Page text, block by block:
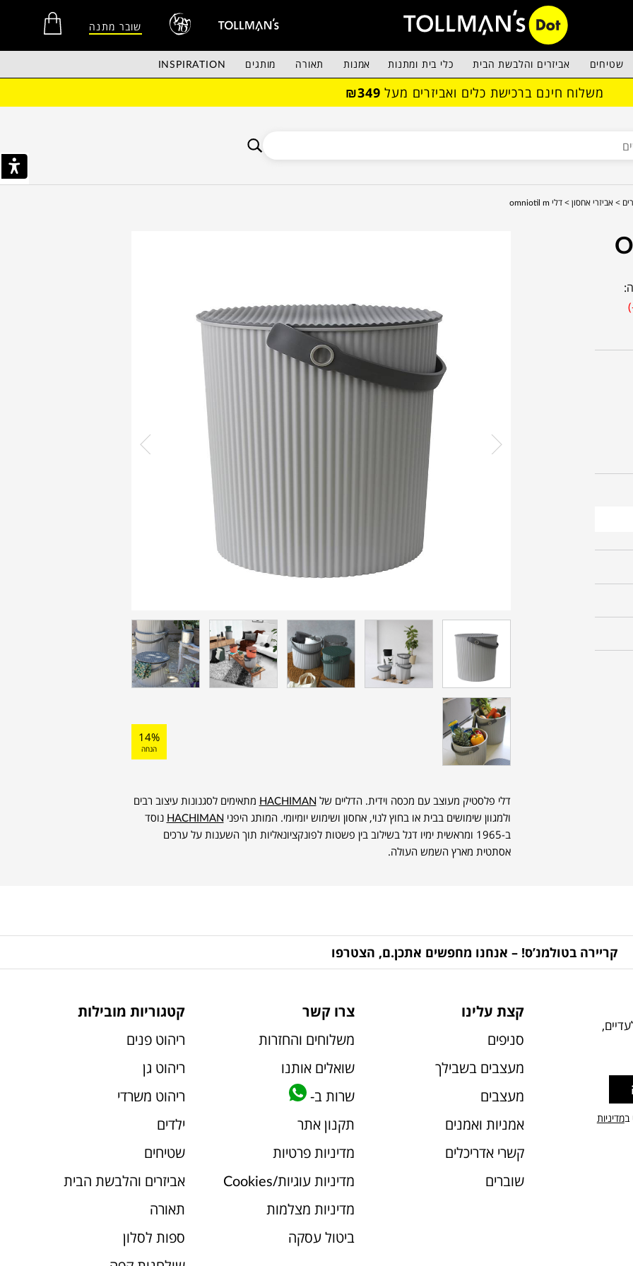
שובר מתנה
שטיחים אביזרים והלבשת הבית כלי בית ומתנות אמנות תאורה מותגים INSPIRATION
משלוח חינם ברכישת כלים ואביזרים מעל ₪349
> אביזרי אחסון > דלי omniotil m
14%
הנחה
דלי פלסטיק מעוצב עם מכסה וידית. הדליים של HACHIMAN מתאימים לסגנונות עיצוב רבים
ולמגוון שימושים בבית או בחוץ לנוי, אחסון ושימוש יומיומי. המותג היפני HACHIMAN נוסד
ב-1965 ומראשית ימיו דגל בשילוב בין פשטות לפונקציונאליות תוך השענות על ערכים
אסתטית מארץ השמש העולה.
קריירה בטולמנ’ס! – אנחנו מחפשים אתכן.ם, הצטרפו
במדיניות
קצת עלינו
סניפים
מעצבים בשבילך
מעצבים
אמניות ואמנים
קשרי אדריכלים
שוברים
צרו קשר
משלוחים והחזרות
שואלים אותנו
שרות ב-
תקנון אתר
מדיניות פרטיות
מדיניות עוגיות/Cookies
מדיניות מצלמות
ביטול עסקה
קטגוריות מובילות
ריהוט פנים
ריהוט גן
ריהוט משרדי
ילדים
שטיחים
אביזרים והלבשת הבית
תאורה
ספות לסלון